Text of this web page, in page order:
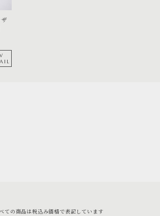
ての商品は税込み価格で表記しています